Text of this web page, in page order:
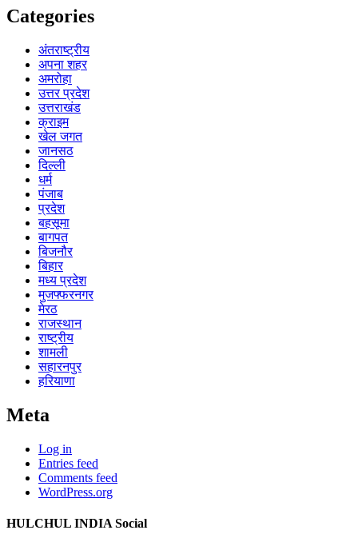
Categories
अंतराष्ट्रीय
अपना शहर
अमरोहा
उत्तर प्रदेश
उत्तराखंड
क्राइम
खेल जगत
जानसठ
दिल्ली
धर्म
पंजाब
प्रदेश
बहसूमा
बागपत
बिजनौर
बिहार
मध्य प्रदेश
मुजफ्फरनगर
मेरठ
राजस्थान
राष्ट्रीय
शामली
सहारनपुर
हरियाणा
Meta
Log in
Entries feed
Comments feed
WordPress.org
HULCHUL INDIA Social